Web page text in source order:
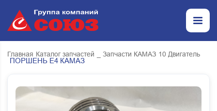
Главная Каталог запчастей _ Запчасти КАМАЗ 10 Двигатель
ПОРШЕНЬ Е4 КАМАЗ